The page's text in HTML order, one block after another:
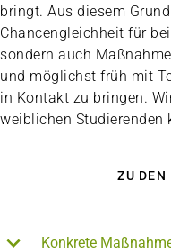
bringt. Aus diesem
Chancengleichheit für
sondern auch
und möglichst früh mit
in Kontakt zu bringen.
weiblichen
ZU DEN
Konkrete